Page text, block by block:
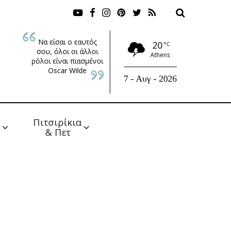
Να είσαι ο εαυτός
σου, όλοι οι άλλοι
ρόλοι είναι πιασμένοι
Oscar Wilde
20 °C
Athens
7 - Αυγ - 2026
Πιτσιρίκια
& Πετ